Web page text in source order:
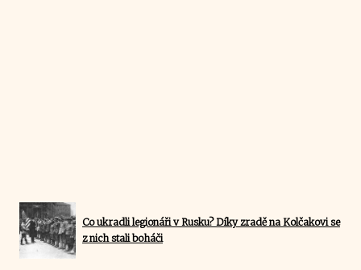
Co ukradli legionáři v Rusku? Díky zradě na Kolčakovi se
z nich stali boháči